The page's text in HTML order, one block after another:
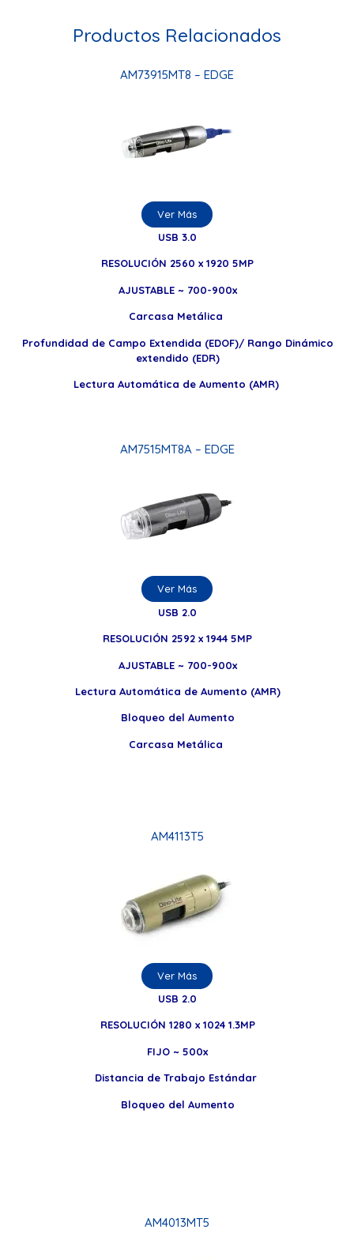
Productos Relacionados
AM73915MT8 – EDGE
USB 3.0
RESOLUCIÓN 2560 x 1920 5MP
AJUSTABLE ~ 700-900x
Carcasa Metálica
Profundidad de Campo Extendida (EDOF)/ Rango Dinámico
extendido (EDR)
Lectura Automática de Aumento (AMR)
Ver Más
AM7515MT8A – EDGE
USB 2.0
RESOLUCIÓN 2592 x 1944 5MP
AJUSTABLE ~ 700-900x
Lectura Automática de Aumento (AMR)
Bloqueo del Aumento
Carcasa Metálica
Ver Más
AM4113T5
USB 2.0
RESOLUCIÓN 1280 x 1024 1.3MP
FIJO ~ 500x
Distancia de Trabajo Estándar
Bloqueo del Aumento
Ver Más
AM4013MT5